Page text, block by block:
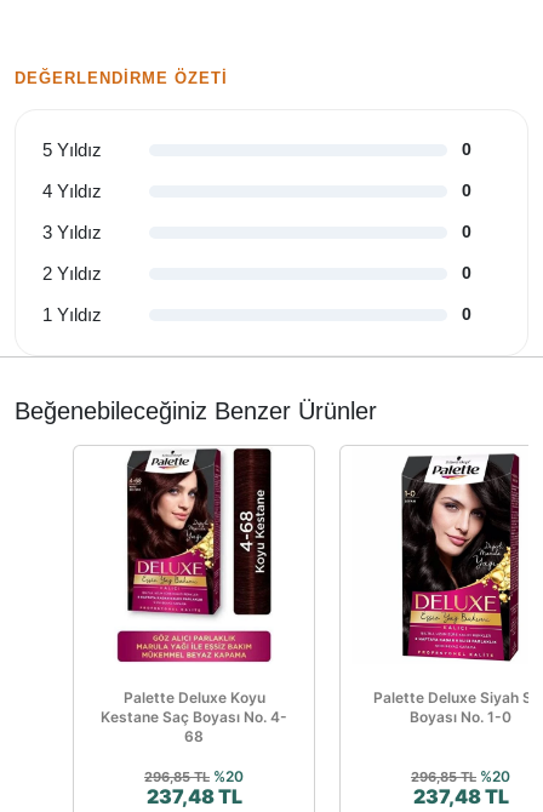
DEĞERLENDIRME ÖZETI
5 Yıldız 0
4 Yıldız 0
3 Yıldız 0
2 Yıldız 0
1 Yıldız 0
Beğenebileceğiniz Benzer Ürünler
Palette Deluxe Koyu
Kestane Saç Boyası No. 4-
68
296,85 TL %20
237,48 TL
Palette Deluxe Siyah
Boyası No. 1-0
296,85 TL %20
237,48 TL